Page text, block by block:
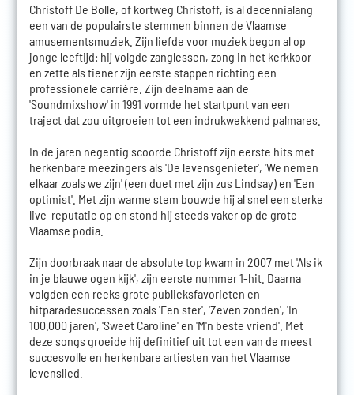
Christoff De Bolle, of kortweg Christoff, is al decennialang
een van de populairste stemmen binnen de Vlaamse
amusementsmuziek. Zijn liefde voor muziek begon al op
jonge leeftijd: hij volgde zanglessen, zong in het kerkkoor
en zette als tiener zijn eerste stappen richting een
professionele carrière. Zijn deelname aan de
'Soundmixshow' in 1991 vormde het startpunt van een
traject dat zou uitgroeien tot een indrukwekkend palmares.
In de jaren negentig scoorde Christoff zijn eerste hits met
herkenbare meezingers als 'De levensgenieter', 'We nemen
elkaar zoals we zijn' (een duet met zijn zus Lindsay) en 'Een
optimist'. Met zijn warme stem bouwde hij al snel een sterke
live-reputatie op en stond hij steeds vaker op de grote
Vlaamse podia.
Zijn doorbraak naar de absolute top kwam in 2007 met 'Als ik
in je blauwe ogen kijk', zijn eerste nummer 1-hit. Daarna
volgden een reeks grote publieksfavorieten en
hitparadesuccessen zoals 'Een ster', 'Zeven zonden', 'In
100.000 jaren', 'Sweet Caroline' en 'M'n beste vriend'. Met
deze songs groeide hij definitief uit tot een van de meest
succesvolle en herkenbare artiesten van het Vlaamse
levenslied.